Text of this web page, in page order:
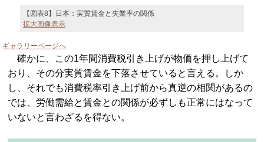
【図表8】日本：実質賃金と失業率の関係
拡大画像表示
ギャラリーページへ
確かに、この1年間消費税引き上げが物価を押し上げて
おり、その分実質賃金を下落させていると言える。しか
し、それでも消費税率引き上げ前から真逆の相関があるの
では、労働需給と賃金との関係が必ずしも正常にはなって
いないと言わざるを得ない。